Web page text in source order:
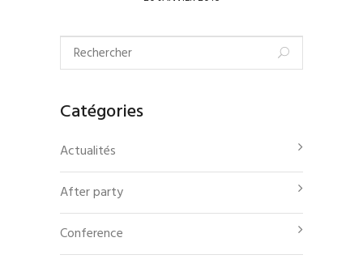
Catégories
Actualités
After party
Conference